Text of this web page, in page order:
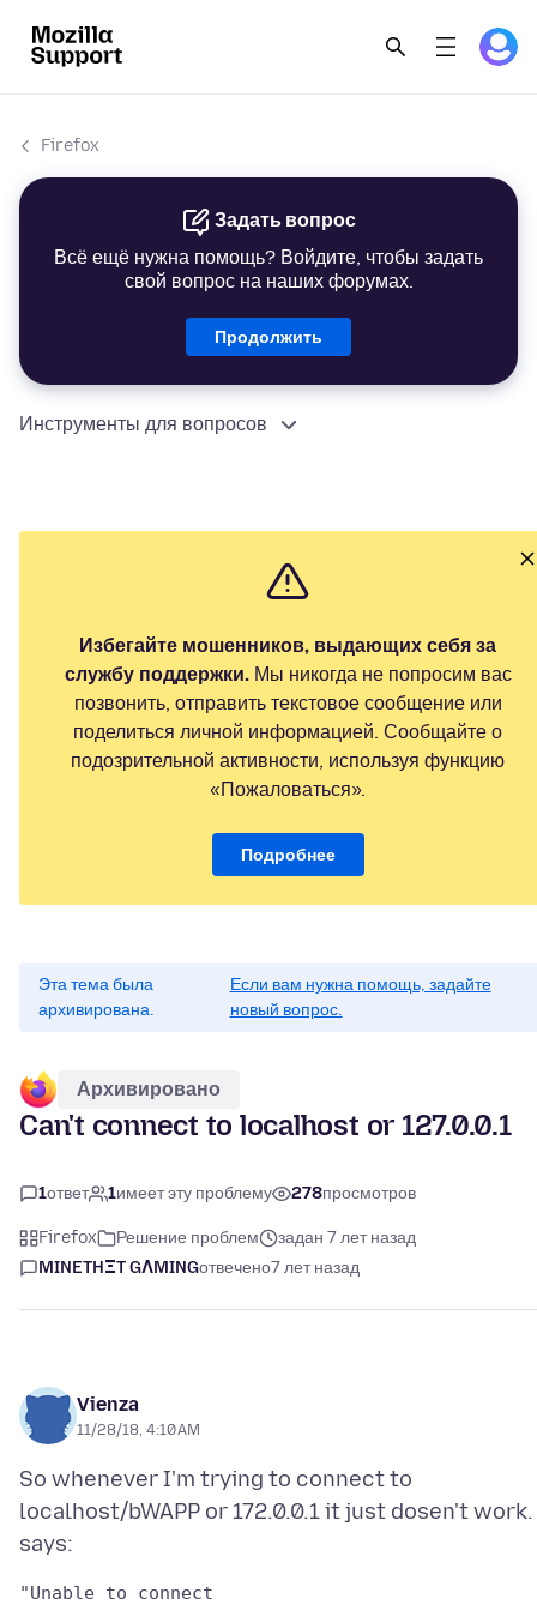
Firefox
Задать вопрос
Всё ещё нужна помощь? Войдите, чтобы задать
свой вопрос на наших форумах.
Продолжить
Инструменты для вопросов
Избегайте мошенников, выдающих себя за
службу поддержки.Мы никогда не попросим вас
позвонить, отправить текстовое сообщение или
поделиться личной информацией. Сообщайте о
подозрительной активности, используя функцию
«Пожаловаться».
Подробнее
Эта тема была
архивирована.
Если вам нужна помощь, задайте
новый вопрос.
Архивировано
Can't connect to localhost or 127.0.0.1
1ответ 1имеет эту проблему 278просмотров
Firefox Решение проблем
задан 7 лет назад
MINETHΞT GΛMINGотвечено7 лет назад
Vienza
11/28/18, 4:10 AM
So whenever I'm trying to connect to
localhost/bWAPP or 172.0.0.1 it just dosen't